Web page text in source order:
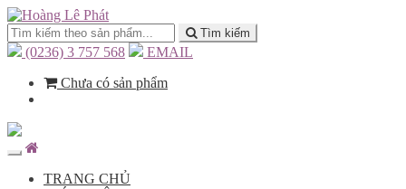
Tìm kiếm
(0236) 3 757 568
EMAIL
Chưa có sản phẩm
TRANG CHỦ